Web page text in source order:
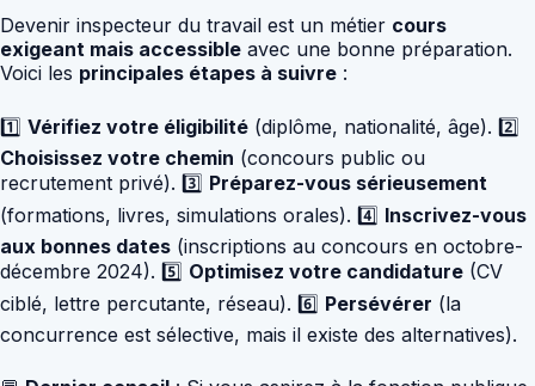
Devenir inspecteur du travail est un métier cours
exigeant mais accessible avec une bonne préparation.
Voici les principales étapes à suivre :
1️⃣ Vérifiez votre éligibilité (diplôme, nationalité, âge). 2️⃣
Choisissez votre chemin (concours public ou
recrutement privé). 3️⃣ Préparez-vous sérieusement
(formations, livres, simulations orales). 4️⃣ Inscrivez-vous
aux bonnes dates (inscriptions au concours en octobre-
décembre 2024). 5️⃣ Optimisez votre candidature (CV
ciblé, lettre percutante, réseau). 6️⃣ Persévérer (la
concurrence est sélective, mais il existe des alternatives).